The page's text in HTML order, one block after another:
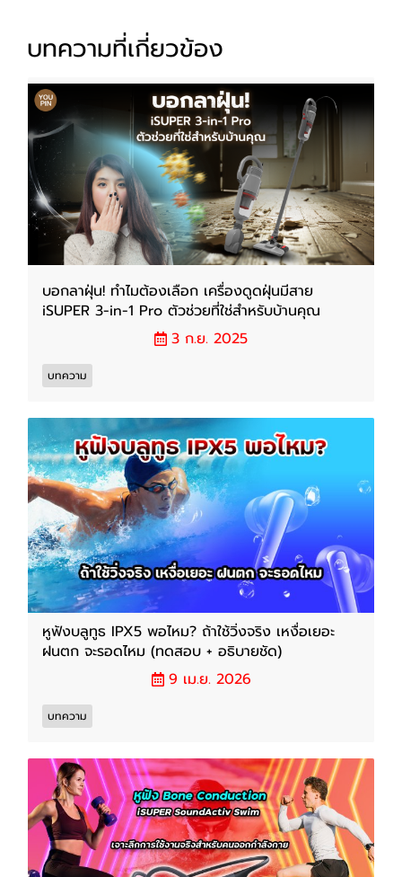
บทความที่เกี่ยวข้อง
บอกลาฝุ่น! ทำไมต้องเลือก เครื่องดูดฝุ่นมีสาย
iSUPER 3-in-1 Pro ตัวช่วยที่ใช่สำหรับบ้านคุณ
3 ก.ย. 2025
บทความ
หูฟังบลูทูธ IPX5 พอไหม? ถ้าใช้วิ่งจริง เหงื่อเยอะ
ฝนตก จะรอดไหม (ทดสอบ + อธิบายชัด)
9 เม.ย. 2026
บทความ